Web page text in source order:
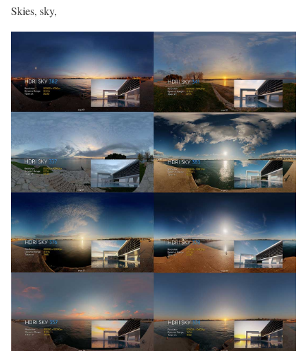
Skies, sky,